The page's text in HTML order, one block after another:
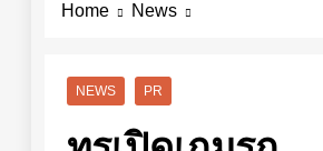
Home News
NEWS PR